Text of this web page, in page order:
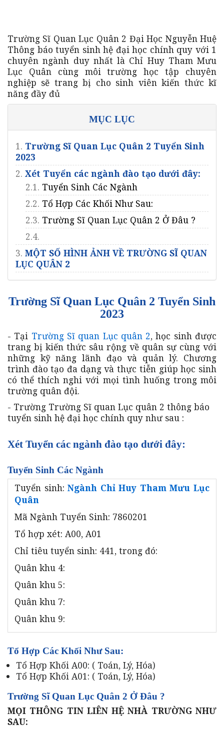
Trường Sĩ Quan Lục Quân 2 Đại Học Nguyễn Huệ
Thông báo tuyển sinh hệ đại học chính quy với 1
chuyên ngành duy nhất là Chỉ Huy Tham Mưu
Lục Quân cùng môi trường học tập chuyên
nghiệp sẽ trang bị cho sinh viên kiến thức kĩ
năng đầy đủ
MỤC LỤC
1. Trường Sĩ Quan Lục Quân 2 Tuyển Sinh
2023
2. Xét Tuyển các ngành đào tạo dưới đây:
2.1. Tuyển Sinh Các Ngành
2.2. Tổ Hợp Các Khối Như Sau:
2.3. Trường Sĩ Quan Lục Quân 2 Ở Đâu ?
2.4.
3. MỘT SỐ HÌNH ẢNH VỀ TRƯỜNG SĨ QUAN
LỤC QUÂN 2
Trường Sĩ Quan Lục Quân 2 Tuyển Sinh
2023
- Tại Trường Sĩ quan Lục quân 2, học sinh được
trang bị kiến thức sâu rộng về quân sự cùng với
những kỹ năng lãnh đạo và quản lý. Chương
trình đào tạo đa dạng và thực tiễn giúp học sinh
có thể thích nghi với mọi tình huống trong môi
trường quân đội.
- Trường Trường Sĩ quan Lục quân 2 thông báo
tuyển sinh hệ đại học chính quy như sau :
Xét Tuyển các ngành đào tạo dưới đây:
Tuyển Sinh Các Ngành
Tuyển sinh:Ngành Chỉ Huy Tham Mưu Lục
Quân
Mã Ngành Tuyển Sinh: 7860201
Tổ hợp xét: A00, A01
Chỉ tiêu tuyển sinh: 441, trong đó:
Quân khu 4:
Quân khu 5:
Quân khu 7:
Quân khu 9:
Tổ Hợp Các Khối Như Sau:
Tổ Hợp Khối A00: ( Toán, Lý, Hóa)
Tổ Hợp Khối A01: ( Toán, Lý, Hóa)
Trường Sĩ Quan Lục Quân 2 Ở Đâu ?
MỌI THÔNG TIN LIÊN HỆ NHÀ TRƯỜNG NHƯ
SAU: